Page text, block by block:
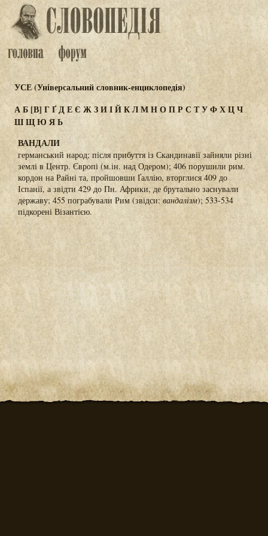
УСЕ (Універсальний словник-енциклопедія)
АБ [В] ГҐДЕЄ ЖЗИІЙКЛМНОПР СТУФХЦЧ
ШЩЮЯЬ
ВАНДАЛИ
германський народ; після прибуття із Скандинавії зайняли різні
землі в Центр. Європі (м.ін. над Одером); 406 порушили рим.
кордон на Райні та, пройшовши Ґаллію, вторглися 409 до
Іспанії, а звідти 429 до Пн. Африки, де брутально заснували
державу; 455 пограбували Рим (звідси: вандалізм); 533-534
підкорені Візантією.